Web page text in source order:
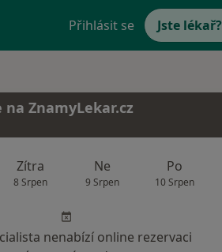
Přihlásit se Jste lékař?
ZnamyLekar.cz
Zítra
8 Srpen
Ne
9 Srpen
Po
10 Srpen
nenabízí online rezervaci